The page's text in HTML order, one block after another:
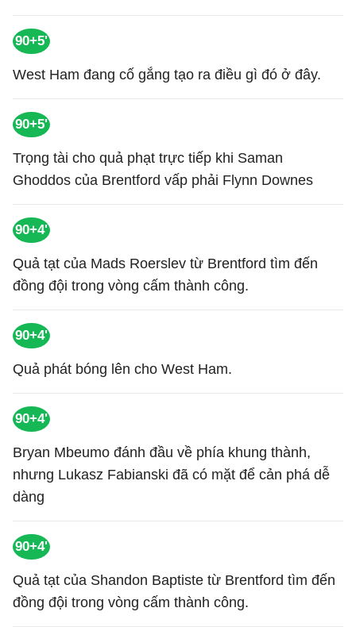
90+5'
West Ham đang cố gắng tạo ra điều gì đó ở đây.
90+5'
Trọng tài cho quả phạt trực tiếp khi Saman
Ghoddos của Brentford vấp phải Flynn Downes
90+4'
Quả tạt của Mads Roerslev từ Brentford tìm đến
đồng đội trong vòng cấm thành công.
90+4'
Quả phát bóng lên cho West Ham.
90+4'
Bryan Mbeumo đánh đầu về phía khung thành,
nhưng Lukasz Fabianski đã có mặt để cản phá dễ
dàng
90+4'
Quả tạt của Shandon Baptiste từ Brentford tìm đến
đồng đội trong vòng cấm thành công.